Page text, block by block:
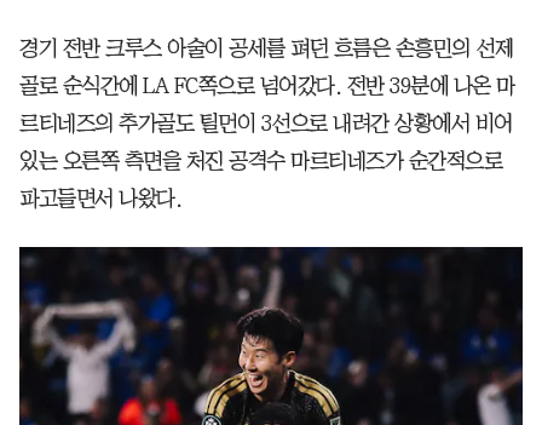
경기 전반 크루스 아술이 공세를 펴던 흐름은 손흥민의 선제
골로 순식간에 LA FC쪽으로 넘어갔다. 전반 39분에 나온 마
르티네즈의 추가골도 틸먼이 3선으로 내려간 상황에서 비어
있는 오른쪽 측면을 처진 공격수 마르티네즈가 순간적으로
파고들면서 나왔다.